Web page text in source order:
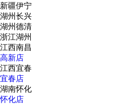
新疆伊宁
湖州长兴
湖州德清
浙江湖州
江西南昌
高新店
江西宜春
宜春店
湖南怀化
怀化店